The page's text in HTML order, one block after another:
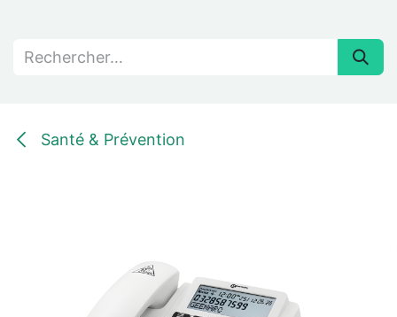
Santé & Prévention